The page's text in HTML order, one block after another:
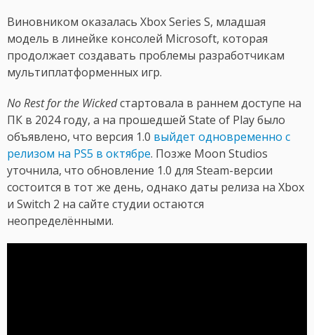
Виновником оказалась Xbox Series S, младшая
модель в линейке консолей Microsoft, которая
продолжает создавать проблемы разработчикам
мультиплатформенных игр.
No Rest for the Wickedстартовала в раннем доступе на
ПК в 2024 году, а на прошедшей State of Play было
объявлено, что версия 1.0 выйдет одновременно с
релизом на PS5 в октябре. Позже Moon Studios
уточнила, что обновление 1.0 для Steam-версии
состоится в тот же день, однако даты релиза на Xbox
и Switch 2 на сайте студии остаются
неопределёнными.